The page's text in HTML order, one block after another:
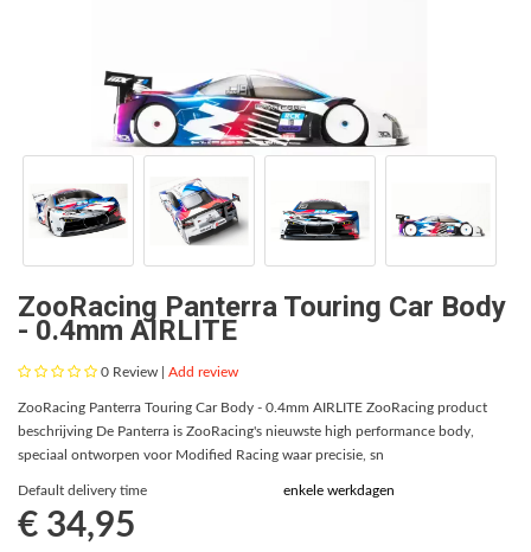
ZooRacing Panterra Touring Car Body
- 0.4mm AIRLITE
0 Review | Add review
ZooRacing Panterra Touring Car Body - 0.4mm AIRLITE ZooRacing product
beschrijving De Panterra is ZooRacing's nieuwste high performance body,
speciaal ontworpen voor Modified Racing waar precisie, sn
Default delivery time enkele werkdagen
€ 34,95